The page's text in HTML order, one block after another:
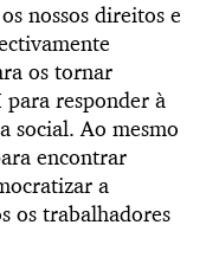
nossos direitos e
os tornar
para responder à
social. Ao mesmo
encontrar
a
os trabalhadores